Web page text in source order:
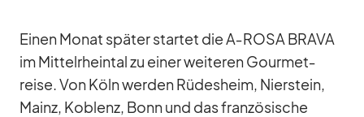
Ei­nen Mo­nat spä­ter star­tet die A‑ROSA BRAVA
im Mit­tel­rhein­tal zu ei­ner wei­te­ren Gour­met­
reise. Von Köln wer­den Rü­des­heim, Nier­stein,
Mainz, Ko­blenz, Bonn und das fran­zö­si­sche